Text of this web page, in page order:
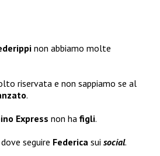
non abbiamo molte
riservata e non sappiamo se al
.
Express non ha figli.
seguire Federica sui social.